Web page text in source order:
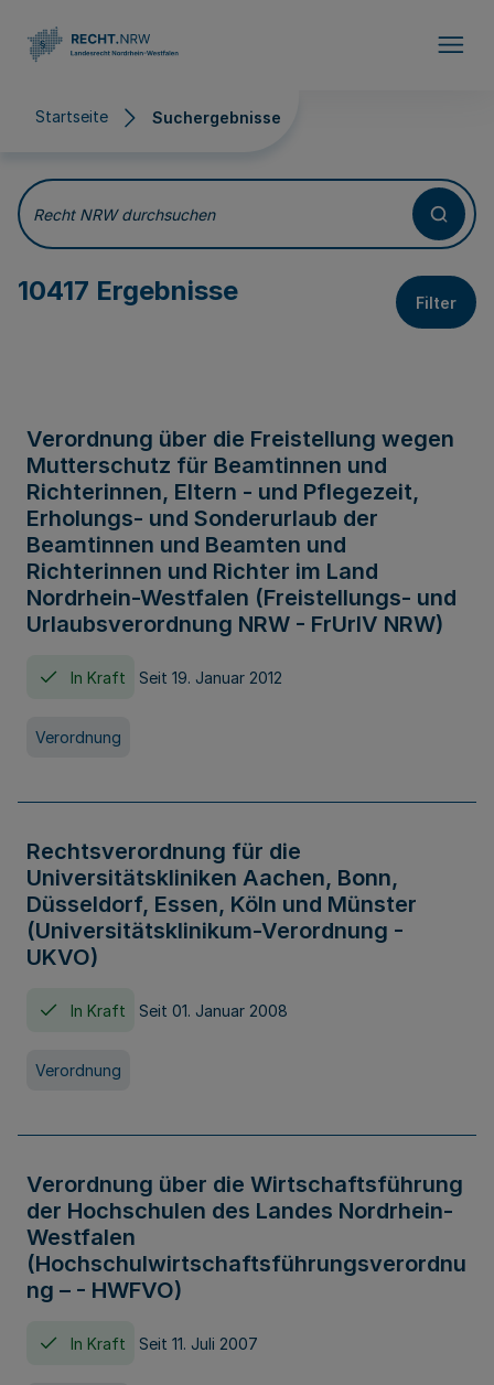
Startseite Suchergebnisse
Suchergebnisse
Recht NRW durchsuchen
10417 Ergebnisse Filter
Verordnung über die Freistellung wegen
Mutterschutz für Beamtinnen und
Richterinnen, Eltern - und Pflegezeit,
Erholungs- und Sonderurlaub der
Beamtinnen und Beamten und
Richterinnen und Richter im Land
Nordrhein-Westfalen (Freistellungs- und
Urlaubsverordnung NRW - FrUrlV NRW)
In Kraft Seit 19. Januar 2012
Verordnung
Rechtsverordnung für die
Universitätskliniken Aachen, Bonn,
Düsseldorf, Essen, Köln und Münster
(Universitätsklinikum-Verordnung -
UKVO)
In Kraft Seit 01. Januar 2008
Verordnung
Verordnung über die Wirtschaftsführung
der Hochschulen des Landes Nordrhein-
Westfalen
(Hochschulwirtschaftsführungsverordnu
ng – - HWFVO)
In Kraft Seit 11. Juli 2007